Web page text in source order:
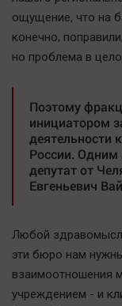
Медиаграмотность
Прогулки по городу Ч
Спецпроект
Челябинск
Bookworms
English version
Online-консультация
ощущение, что на
конечно,
но проблема в
Поэтому
инициатором
деятельности
России. Одним
депутат от
Евгеньевич
Любой
эти бюро нам
взаимоотношения
учреждением - и